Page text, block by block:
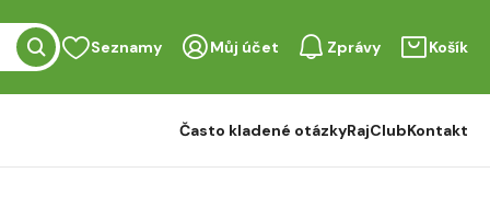
Seznamy Můj účet Zprávy Košík
Často kladené otázkyRajClubKontakt